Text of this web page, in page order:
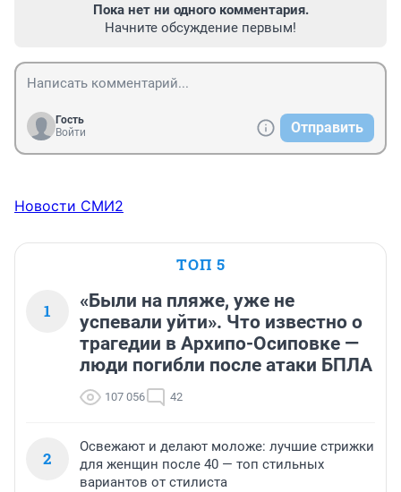
Пока нет ни одного комментария.
Начните обсуждение первым!
Гость
Войти
Отправить
Новости СМИ2
ТОП 5
1
«Были на пляже, уже не
успевали уйти». Что известно о
трагедии в Архипо-Осиповке —
люди погибли после атаки БПЛА
107 056 42
2
Освежают и делают моложе: лучшие стрижки
для женщин после 40 — топ стильных
вариантов от стилиста